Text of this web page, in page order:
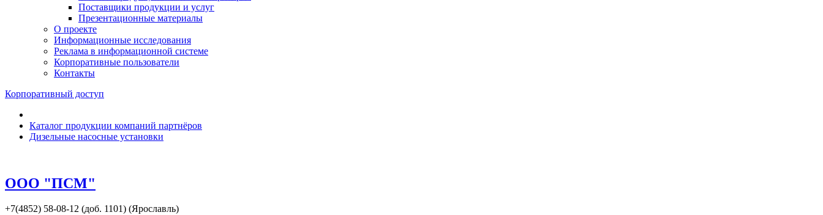
Поставщики продукции и услуг
Презентационные материалы
О проекте
Информационные исследования
Реклама в информационной системе
Корпоративные пользователи
Контакты
Корпоративный доступ
Каталог продукции компаний партнёров
Дизельные насосные установки
ООО "ПСМ"
+7(4852) 58-08-12 (доб. 1101) (Ярославль)